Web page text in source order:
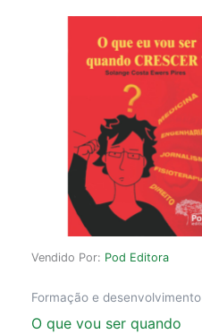
Vendido Por: Pod Editora
Formação e desenvolvimento
O que vou ser quando